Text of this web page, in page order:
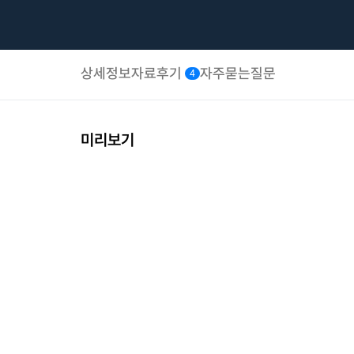
상세정보자료후기 4 자주묻는질문
미리보기